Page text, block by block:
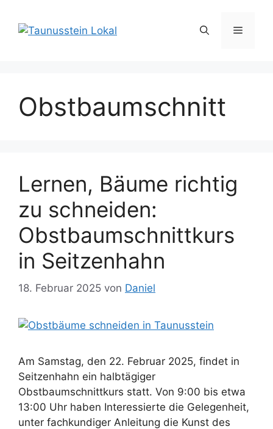
Inhalt
springen
Menü
Obstbaumschnitt
Lernen, Bäume richtig
zu schneiden:
Obstbaumschnittkurs
in Seitzenhahn
18. Februar 2025 von Daniel
Am Samstag, den 22. Februar 2025, findet in
Seitzenhahn ein halbtägiger
Obstbaumschnittkurs statt. Von 9:00 bis etwa
13:00 Uhr haben Interessierte die Gelegenheit,
unter fachkundiger Anleitung die Kunst des